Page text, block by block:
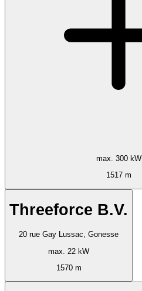
max. 300 kW
1517 m
Threeforce B.V.
20 rue Gay Lussac, Gonesse
max. 22 kW
1570 m